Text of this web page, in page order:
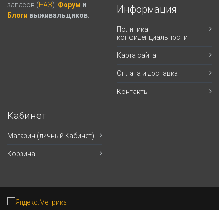
запасов (НАЗ). Форум и
Блоги выживальщиков.
Информация
Политика
конфиденциальности
Карта сайта
Оплата и доставка
Контакты
Кабинет
Магазин (личный Кабинет)
Корзина